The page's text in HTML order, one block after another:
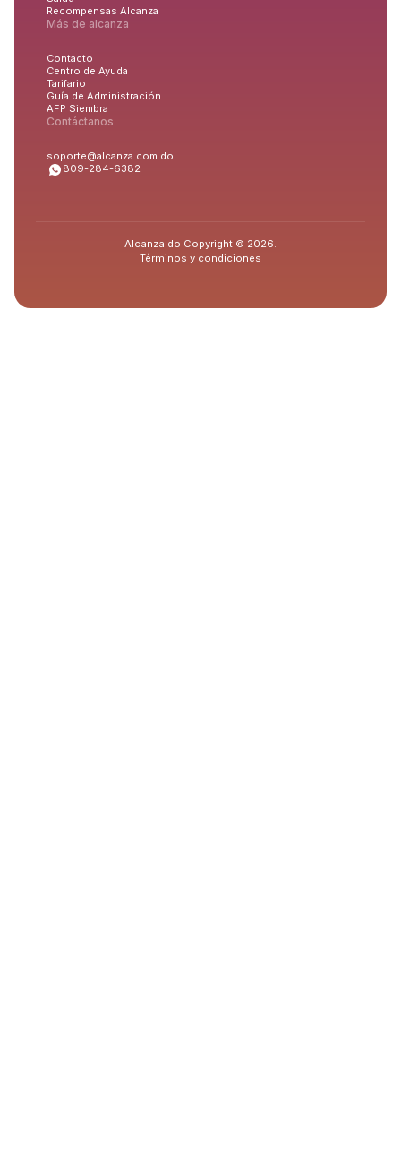
Recompensas Alcanza
Más de alcanza
Contacto
Centro de Ayuda
Tarifario
Guía de Administración
AFP Siembra
Contáctanos
soporte@alcanza.com.do
809-284-6382
Alcanza.do Copyright © 2026.
Términos y condiciones